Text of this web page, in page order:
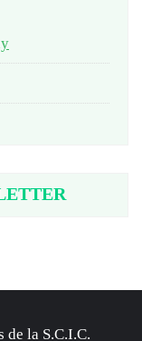
de la S.C.I.C.